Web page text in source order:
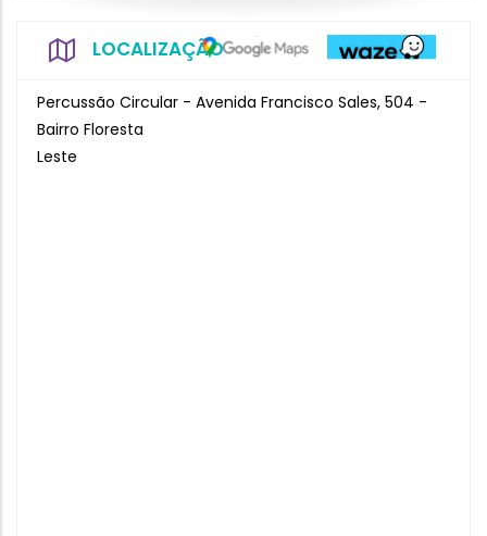
LOCALIZAÇÃO
Percussão Circular - Avenida Francisco Sales, 504 -
Bairro Floresta
Leste